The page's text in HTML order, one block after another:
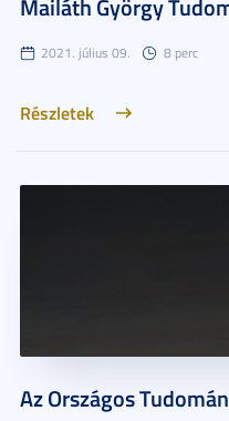
2021. július 09. 8 perc
Részletek
Az Országos